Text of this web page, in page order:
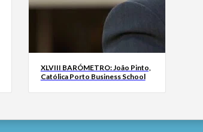
XLVIII BARÓMETRO: João Pinto,
Católica Porto Business School